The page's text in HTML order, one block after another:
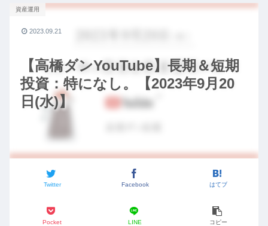
【高橋ダンYouTube】長期＆短期
投資：特になし。【2023年9月20
日(水)】
資産運用
Twitter Facebook はてブ
Pocket LINE コピー
2023.09.21